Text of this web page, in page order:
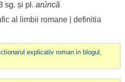
sg. și pl. arúncă
al limbii romane| definitia
explicativ roman in blogul,